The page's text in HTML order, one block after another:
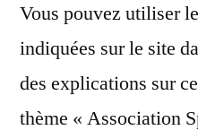
Vous pouvez utiliser
indiquées sur le site
des explications sur
thème « Association